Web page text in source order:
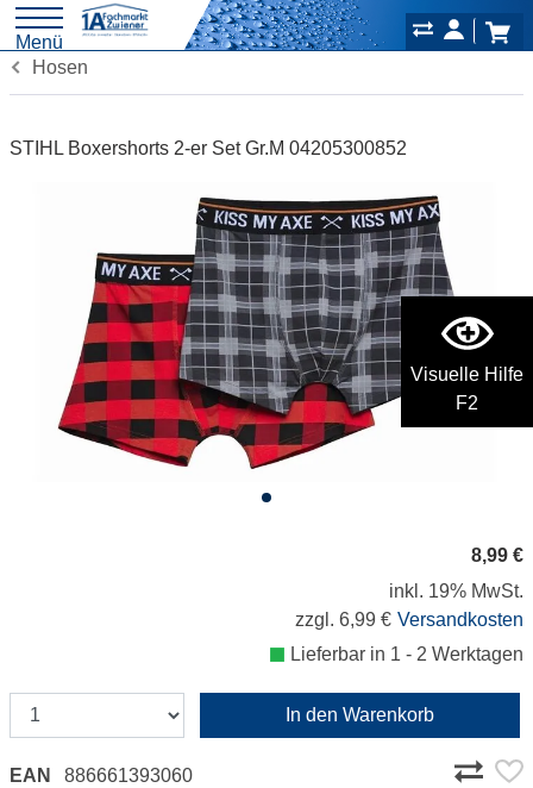
Visuelle Hilfe
F2
Menü
Hosen
STIHL Boxershorts 2-er Set Gr.M 04205300852
8,99 €
inkl. 19% MwSt.
zzgl. 6,99 € Versandkosten
Lieferbar in 1 - 2 Werktagen
In den Warenkorb
EAN
886661393060